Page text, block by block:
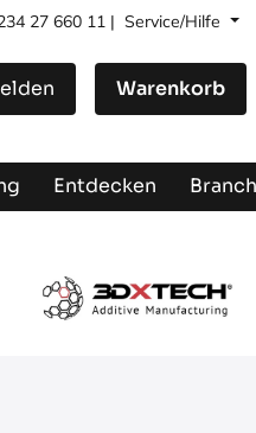
27 660 11 | Service/Hilfe
Warenkorb
Entdecken